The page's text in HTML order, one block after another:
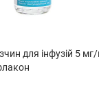
для інфузій 5